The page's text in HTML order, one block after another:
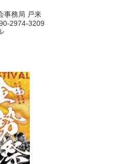
事務局 戸来
3209